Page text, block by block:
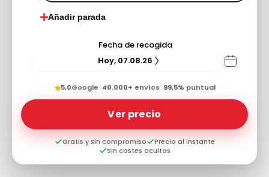
Añadir parada
Fecha de recogida
Hoy, 07.08.26
★5,0Google· 40.000+ envíos· 99,5% puntual
Ver precio
Gratis y sin compromiso
Precio al instante
Sin costes ocultos